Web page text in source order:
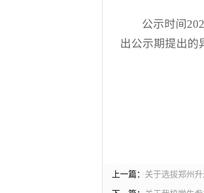
公示时间
出公示期提出的
上一篇： 关于选拔郑州